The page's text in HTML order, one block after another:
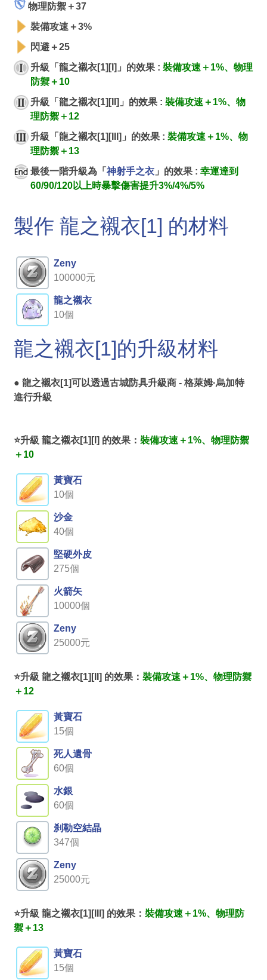
物理防禦＋37
裝備攻速＋3%
閃避＋25
升級「龍之襯衣[1][I]」的效果 : 裝備攻速＋1%、物理
防禦＋10
升級「龍之襯衣[1][II]」的效果 : 裝備攻速＋1%、物
理防禦＋12
升級「龍之襯衣[1][III]」的效果 : 裝備攻速＋1%、物
理防禦＋13
最後一階升級為「 神射手之衣 」的效果 : 幸運達到
60/90/120以上時暴擊傷害提升3%/4%/5%
製作 龍之襯衣[1] 的材料
Zeny
100000元
龍之襯衣
10個
龍之襯衣[1]的升級材料
● 龍之襯衣[1]可以透過古城防具升級商 - 格萊姆·烏加特
進行升級
⭐升級 龍之襯衣[1][I] 的效果： 裝備攻速＋1%、物理防禦
＋10
黃寶石
10個
沙金
40個
堅硬外皮
275個
火箭矢
10000個
Zeny
25000元
⭐升級 龍之襯衣[1][II] 的效果： 裝備攻速＋1%、物理防禦
＋12
黃寶石
15個
死人遺骨
60個
水銀
60個
刹勒空結晶
347個
Zeny
25000元
⭐升級 龍之襯衣[1][III] 的效果： 裝備攻速＋1%、物理防
禦＋13
黃寶石
15個